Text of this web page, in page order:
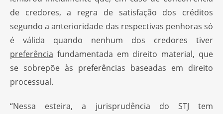
de credores, a regra de satisfação dos créditos
segundo a anterioridade das respectivas penhoras só
é válida quando nenhum dos credores tiver
preferência fundamentada em direito material, que
se sobrepõe às preferências baseadas em direito
processual.
“Nessa esteira, a jurisprudência do STJ tem